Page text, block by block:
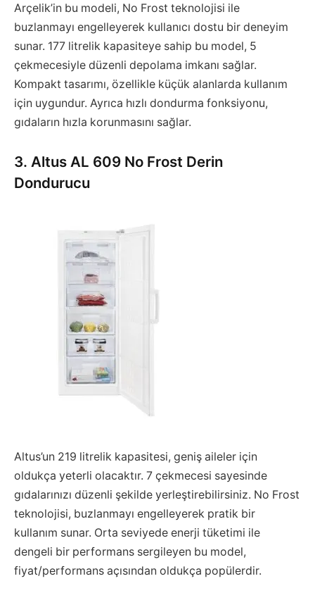
Arçelik’in bu modeli, No Frost teknolojisi ile
buzlanmayı engelleyerek kullanıcı dostu bir deneyim
sunar. 177 litrelik kapasiteye sahip bu model, 5
çekmecesiyle düzenli depolama imkanı sağlar.
Kompakt tasarımı, özellikle küçük alanlarda kullanım
için uygundur. Ayrıca hızlı dondurma fonksiyonu,
gıdaların hızla korunmasını sağlar.
3. Altus AL 609 No Frost Derin
Dondurucu
Altus’un 219 litrelik kapasitesi, geniş aileler için
oldukça yeterli olacaktır. 7 çekmecesi sayesinde
gıdalarınızı düzenli şekilde yerleştirebilirsiniz. No Frost
teknolojisi, buzlanmayı engelleyerek pratik bir
kullanım sunar. Orta seviyede enerji tüketimi ile
dengeli bir performans sergileyen bu model,
fiyat/performans açısından oldukça popülerdir.